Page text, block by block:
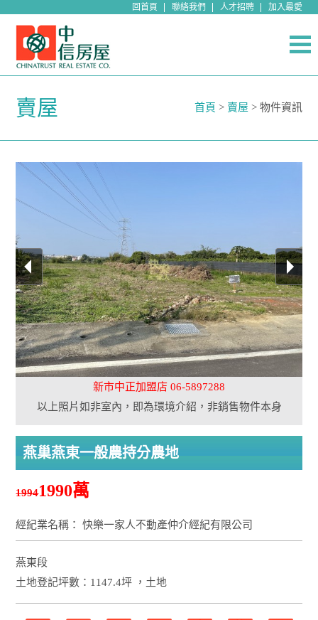
回首頁 聯絡我們 人才招聘 加入最愛
賣屋 首頁 > 賣屋 > 物件資訊
新市中正加盟店 06-5897288
以上照片如非室內，即為環境介紹，非銷售物件本身
燕巢燕東一般農持分農地
19941990萬
經紀業名稱： 快樂一家人不動產仲介經紀有限公司
燕東段
土地登記坪數：1147.4坪 ，土地